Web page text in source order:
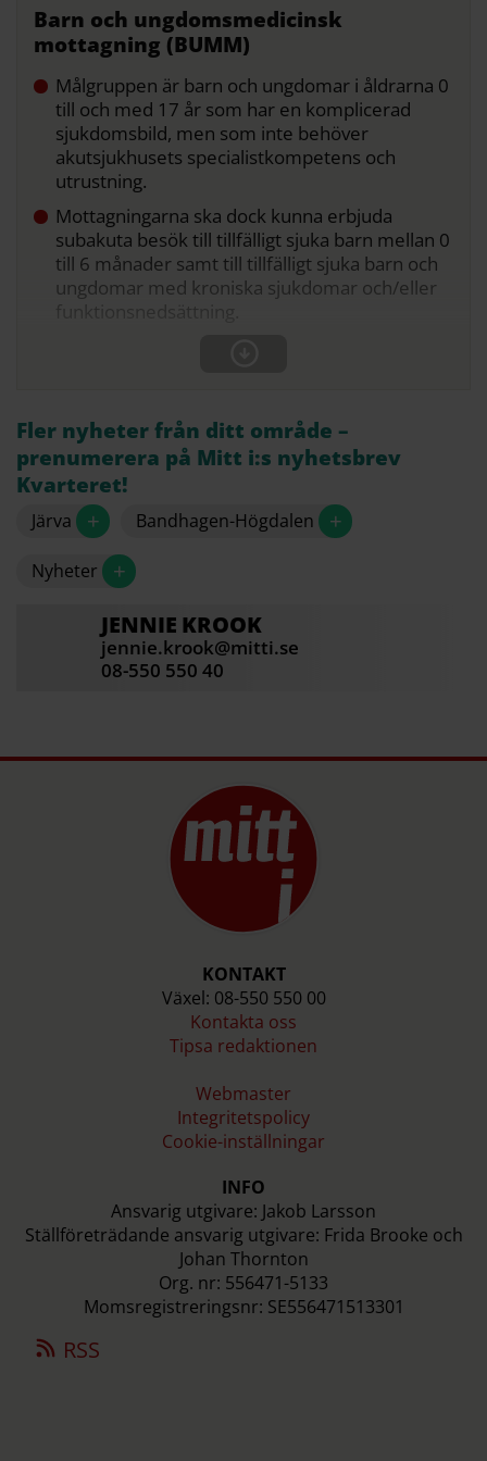
Barn och ungdomsmedicinsk
mottagning (BUMM)
Målgruppen är barn och ungdomar i åldrarna 0
till och med 17 år som har en komplicerad
sjukdomsbild, men som inte behöver
akutsjukhusets specialistkompetens och
utrustning.
Mottagningarna ska dock kunna erbjuda
subakuta besök till tillfälligt sjuka barn mellan 0
till 6 månader samt till tillfälligt sjuka barn och
ungdomar med kroniska sjukdomar och/eller
funktionsnedsättning.
Fler nyheter från ditt område –
prenumerera på Mitt i:s nyhetsbrev
Kvarteret!
Järva + Bandhagen-Högdalen +
Nyheter +
JENNIE KROOK
jennie.krook@mitti.se
08-550 550 40
KONTAKT
Växel: 08-550 550 00
Kontakta oss
Tipsa redaktionen
Webmaster
Integritetspolicy
Cookie-inställningar
INFO
Ansvarig utgivare: Jakob Larsson
Ställföreträdande ansvarig utgivare: Frida Brooke och
Johan Thornton
Org. nr: 556471-5133
Momsregistreringsnr: SE556471513301
RSS